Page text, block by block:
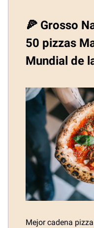
🍕 Grosso
50 pizzas
Mundial de
Mejor cadena